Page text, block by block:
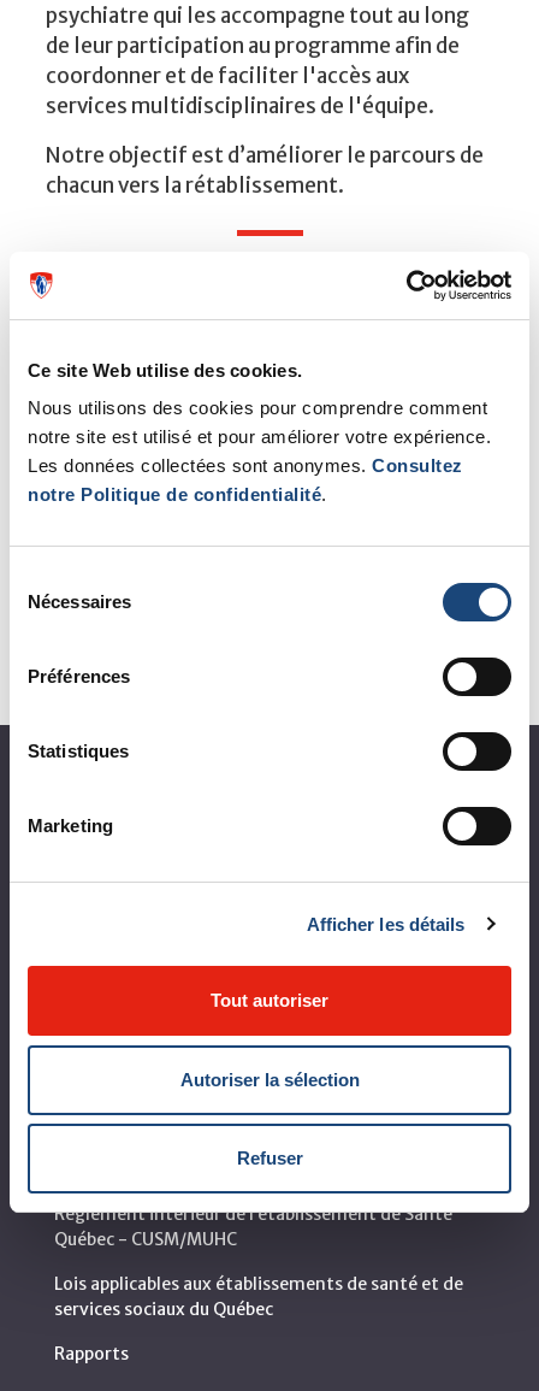
Ce site Web utilise des cookies.
Nous utilisons des cookies pour comprendre comment
notre site est utilisé et pour améliorer votre expérience.
Les données collectées sont anonymes. Consultez
notre Politique de confidentialité.
Nécessaires
Préférences
Statistiques
Marketing
Afficher les détails
Tout autoriser
Autoriser la sélection
Refuser
psychiatre qui les accompagne tout au long
de leur participation au programme afin de
coordonner et de faciliter l'accès aux
services multidisciplinaires de l'équipe.
Notre objectif est d’améliorer le parcours de
chacun vers la rétablissement.
Méthodes de traitement
médicaments
psychothérapie individuelle
psychothérapie de groupe
groupes de soutien
Coup d'œil sur le CUSM
Leaders organisationnels
Départements et services cliniques
Logibec GCH Espresso
Règlement intérieur de l’établissement de Santé
Québec - CUSM/MUHC
Lois applicables aux établissements de santé et de
services sociaux du Québec
Rapports